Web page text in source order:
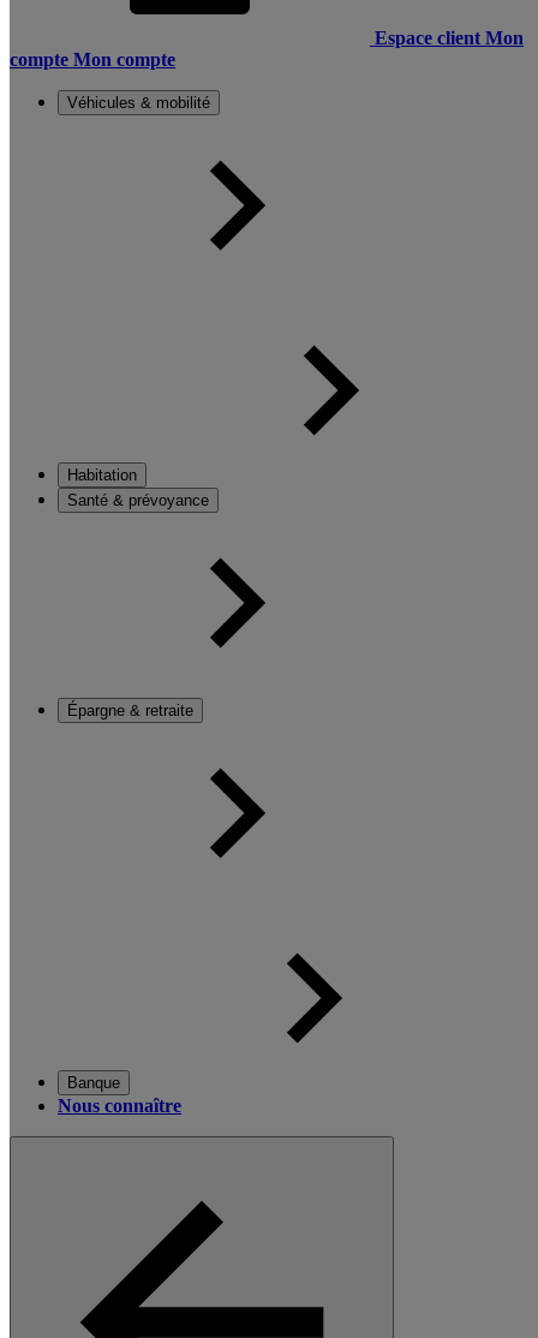
Espace client Mon
compte Mon compte
Véhicules & mobilité
Habitation
Santé & prévoyance
Épargne & retraite
Banque
Nous connaître